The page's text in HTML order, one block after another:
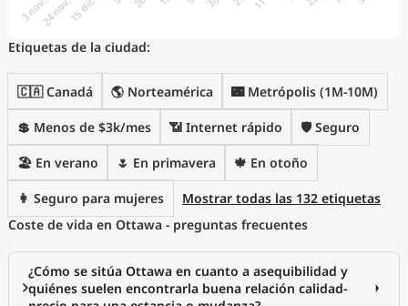
Etiquetas de la ciudad:
🇨🇦 Canadá 🌎 Norteamérica 🌃 Metrópolis (1M-10M)
💲 Menos de $3k/mes 📶 Internet rápido 🛡️ Seguro
🏖 En verano 🌷 En primavera 🍁 En otoño
👩 Seguro para mujeres
Mostrar todas las 132 etiquetas
Coste de vida en Ottawa - preguntas frecuentes
¿Cómo se sitúa Ottawa en cuanto a asequibilidad y
quiénes suelen encontrarla buena relación calidad-